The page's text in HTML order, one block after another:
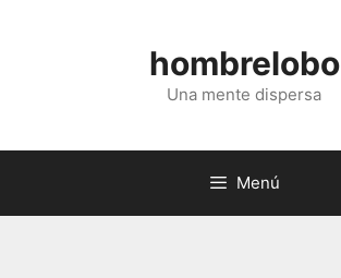
hombrelobo
Una mente dispersa
Menú